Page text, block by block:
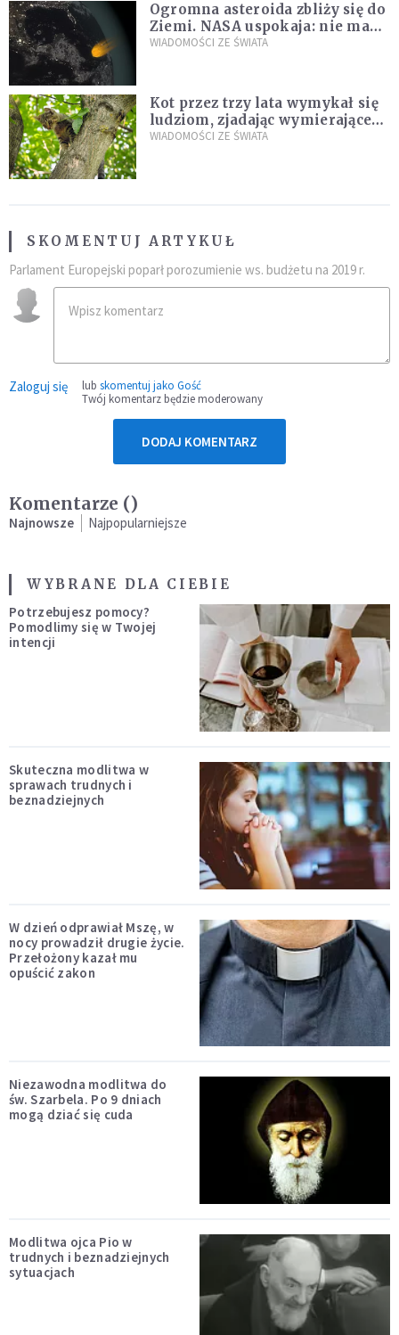
Ogromna asteroida zbliży się do
Ziemi. NASA uspokaja: nie ma
zagrożenia
WIADOMOŚCI ZE ŚWIATA
Kot przez trzy lata wymykał się
ludziom, zjadając wymierające
kaczki. W końcu popełnił
WIADOMOŚCI ZE ŚWIATA
SKOMENTUJ ARTYKUŁ
Parlament Europejski poparł porozumienie ws. budżetu na 2019 r.
Zaloguj się lub skomentuj jako Gość
Twój komentarz będzie moderowany
DODAJ KOMENTARZ
Komentarze ()
Najnowsze Najpopularniejsze
WYBRANE DLA CIEBIE
Potrzebujesz pomocy?
Pomodlimy się w Twojej
intencji
Skuteczna modlitwa w
sprawach trudnych i
beznadziejnych
W dzień odprawiał Mszę, w
nocy prowadził drugie życie.
Przełożony kazał mu
opuścić zakon
Niezawodna modlitwa do
św. Szarbela. Po 9 dniach
mogą dziać się cuda
Modlitwa ojca Pio w
trudnych i beznadziejnych
sytuacjach